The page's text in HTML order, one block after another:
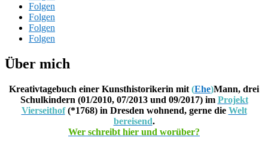
Folgen
Folgen
Folgen
Folgen
Über mich
Kreativtagebuch einer Kunsthistorikerin mit (Ehe)Mann, drei
Schulkindern (01/2010, 07/2013 und 09/2017) im Projekt
Vierseithof(*1768) in Dresden wohnend, gerne die Welt
bereisend.
Wer schreibt hier und worüber?